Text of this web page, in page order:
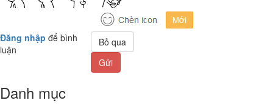
Đăng nhập để bình
luận
Bỏ qua
Gửi
Danh mục